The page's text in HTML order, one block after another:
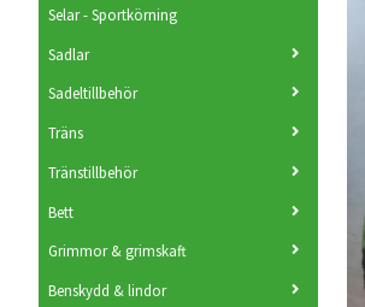
Selar - Sportkörning
Sadlar
Sadeltillbehör
Träns
Tränstillbehör
Bett
Grimmor & grimskaft
Benskydd & lindor